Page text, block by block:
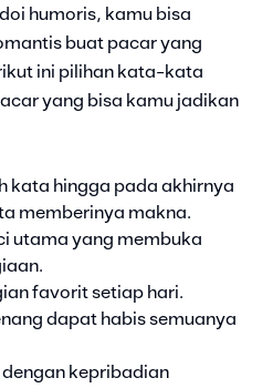
humoris, kamu bisa
buat pacar yang
ini pilihan kata-kata
yang bisa kamu jadikan
kata hingga pada akhirnya
memberinya makna.
utama yang membuka
favorit setiap hari.
dapat habis semuanya
kepribadian